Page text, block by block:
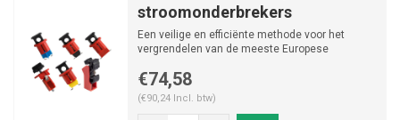
stroomonderbrekers
Een veilige en efficiënte methode voor het
vergrendelen van de meeste Europese
€74,58
(€90,24 Incl. btw)